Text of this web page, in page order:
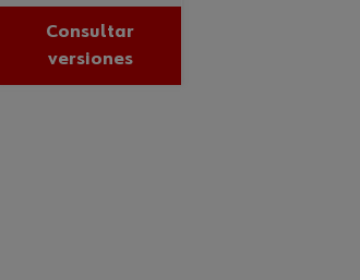
Consultar
versiones